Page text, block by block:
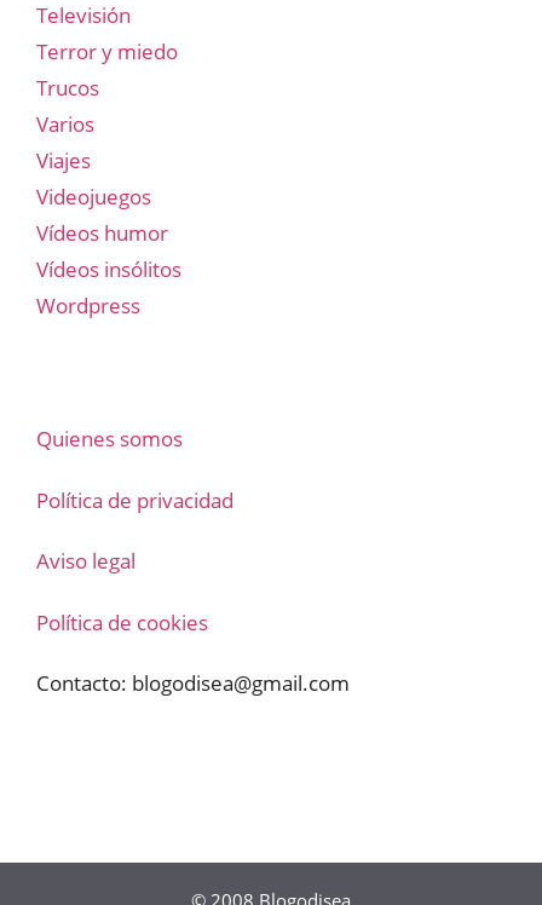
Televisión
Terror y miedo
Trucos
Varios
Viajes
Videojuegos
Vídeos humor
Vídeos insólitos
Wordpress
Quienes somos
Política de privacidad
Aviso legal
Política de cookies
Contacto: blogodisea@gmail.com
© 2008 Blogodisea